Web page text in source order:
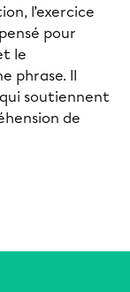
l’exercice
pour
le
phrase. Il
qui soutiennent
de